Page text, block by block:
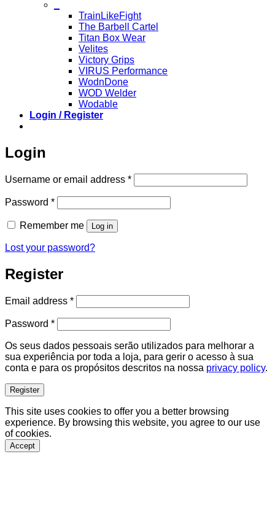
TrainLikeFight
The Barbell Cartel
Titan Box Wear
Velites
Victory Grips
VIRUS Performance
WodnDone
WOD Welder
Wodable
Login / Register
Login
Username or email address *Required
Password *Required
Remember me Log in
Lost your password?
Register
Email address *Required
Password *Required
Os seus dados pessoais serão utilizados para melhorar a
sua experiência por toda a loja, para gerir o acesso à sua
conta e para os propósitos descritos na nossa privacy policy.
Register
This site uses cookies to offer you a better browsing
experience. By browsing this website, you agree to our use
of cookies.
Accept